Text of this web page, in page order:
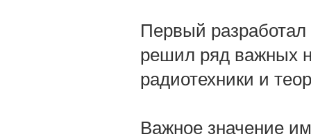
Первый разработал
решил ряд важных
радиотехники и
Важное значение